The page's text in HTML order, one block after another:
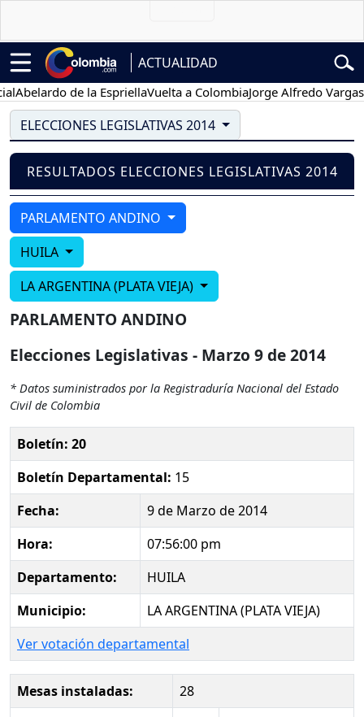
ACTUALIDAD
Abelardo de la EspriellaVuelta a ColombiaJorge Alfredo Vargas
ELECCIONES LEGISLATIVAS 2014
RESULTADOS ELECCIONES LEGISLATIVAS 2014
PARLAMENTO ANDINO
HUILA
LA ARGENTINA (PLATA VIEJA)
PARLAMENTO ANDINO
Elecciones Legislativas - Marzo 9 de 2014
* Datos suministrados por la Registraduría Nacional del Estado
Civil de Colombia
Boletín: 20
Boletín Departamental: 15
Fecha:
9 de Marzo de 2014
Hora:
07:56:00 pm
Departamento:
HUILA
Municipio:
LA ARGENTINA (PLATA VIEJA)
Ver votación departamental
Mesas instaladas:
28